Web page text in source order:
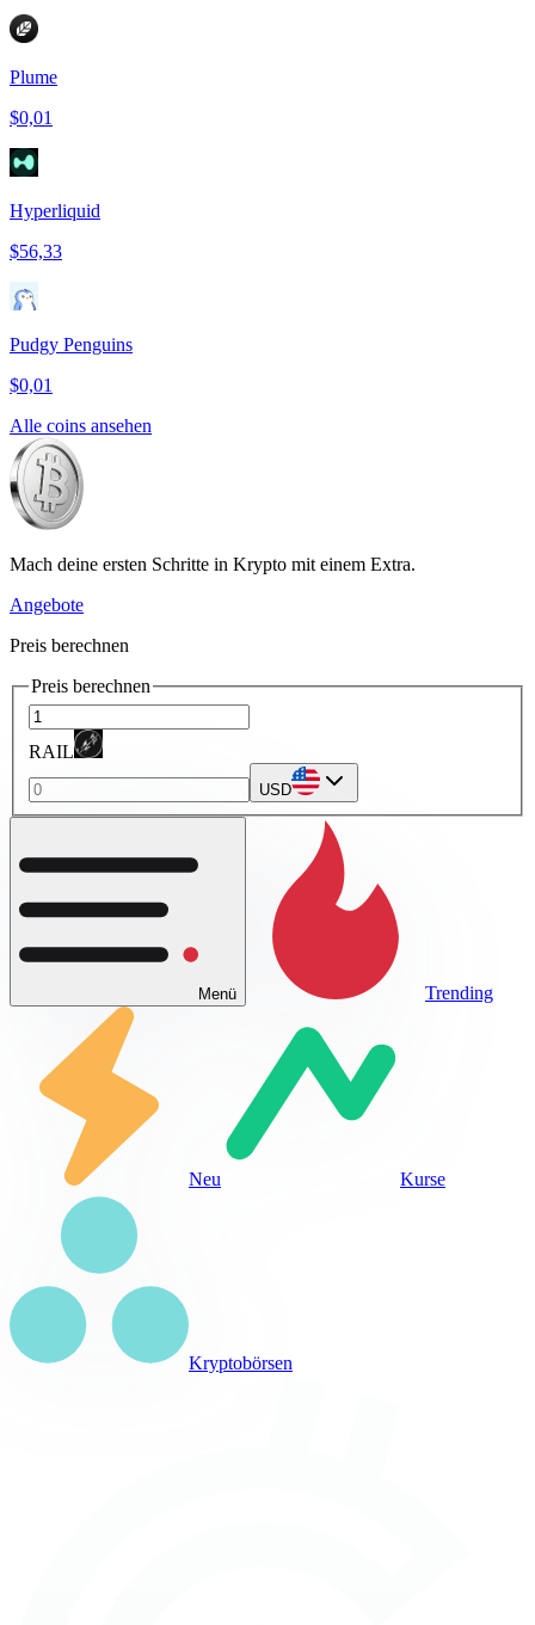
Plume
$0,01
Hyperliquid
$56,33
Pudgy Penguins
$0,01
Alle coins ansehen
Mach deine ersten Schritte in Krypto mit einem Extra.
Angebote
Preis berechnen
Preis berechnen
RAIL
USD
Menü Trending
Neu Kurse
Kryptobörsen